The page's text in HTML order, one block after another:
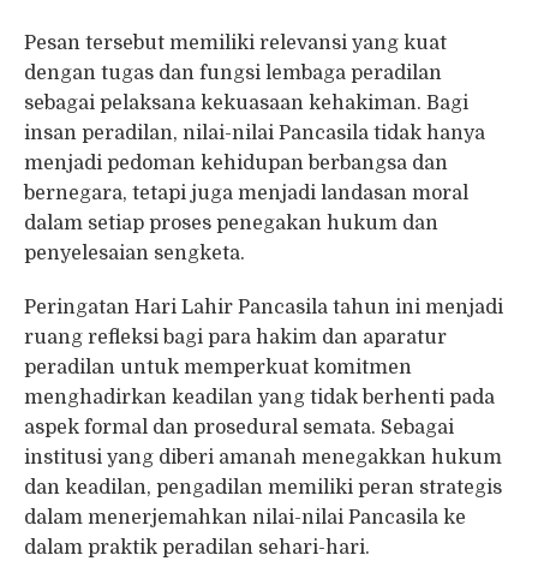
Pesan tersebut memiliki relevansi yang kuat
dengan tugas dan fungsi lembaga peradilan
sebagai pelaksana kekuasaan kehakiman. Bagi
insan peradilan, nilai-nilai Pancasila tidak hanya
menjadi pedoman kehidupan berbangsa dan
bernegara, tetapi juga menjadi landasan moral
dalam setiap proses penegakan hukum dan
penyelesaian sengketa.
Peringatan Hari Lahir Pancasila tahun ini menjadi
ruang refleksi bagi para hakim dan aparatur
peradilan untuk memperkuat komitmen
menghadirkan keadilan yang tidak berhenti pada
aspek formal dan prosedural semata. Sebagai
institusi yang diberi amanah menegakkan hukum
dan keadilan, pengadilan memiliki peran strategis
dalam menerjemahkan nilai-nilai Pancasila ke
dalam praktik peradilan sehari-hari.